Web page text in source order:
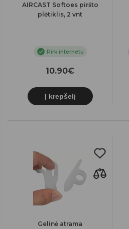
AIRCAST Softoes piršto
plėtiklis, 2 vnt
Pirk internetu
10.90€
Į krepšelį
Gelinė atrama